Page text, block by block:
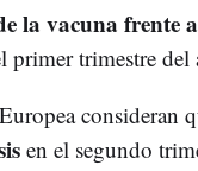
la vacuna frente
primer trimestre del
consideran
en el segundo